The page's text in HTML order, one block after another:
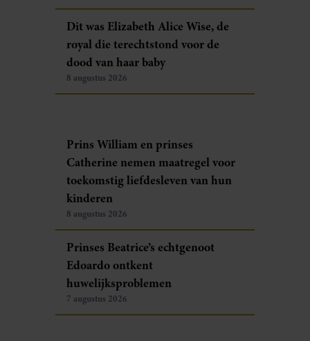
Dit was Elizabeth Alice Wise, de
royal die terechtstond voor de
dood van haar baby
8 augustus 2026
Prins William en prinses
Catherine nemen maatregel voor
toekomstig liefdesleven van hun
kinderen
8 augustus 2026
Prinses Beatrice’s echtgenoot
Edoardo ontkent
huwelijksproblemen
7 augustus 2026